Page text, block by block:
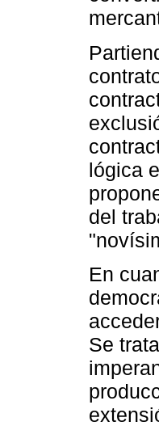
lógica
del
En
Se